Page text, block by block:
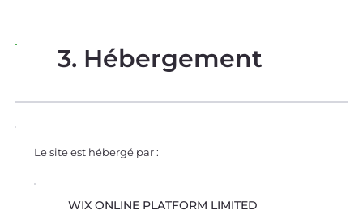
3. Hébergement
WIX ONLINE PLATFORM LIMITED
Le site est hébergé par :